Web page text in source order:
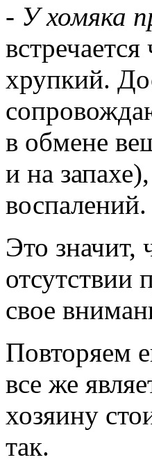
- У хомяка
хрупкий.
в обмене
и на
воспалений.
Это значит,
отсутствии
свое
Повторяем
все же
хозяину
так.